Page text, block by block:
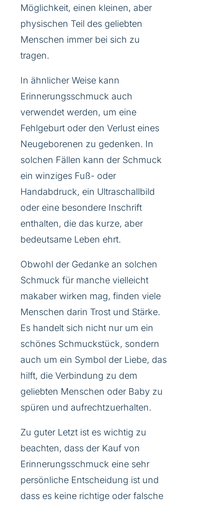
Möglichkeit, einen kleinen, aber
physischen Teil des geliebten
Menschen immer bei sich zu
tragen.
In ähnlicher Weise kann
Erinnerungsschmuck auch
verwendet werden, um eine
Fehlgeburt oder den Verlust eines
Neugeborenen zu gedenken. In
solchen Fällen kann der Schmuck
ein winziges Fuß- oder
Handabdruck, ein Ultraschallbild
oder eine besondere Inschrift
enthalten, die das kurze, aber
bedeutsame Leben ehrt.
Obwohl der Gedanke an solchen
Schmuck für manche vielleicht
makaber wirken mag, finden viele
Menschen darin Trost und Stärke.
Es handelt sich nicht nur um ein
schönes Schmuckstück, sondern
auch um ein Symbol der Liebe, das
hilft, die Verbindung zu dem
geliebten Menschen oder Baby zu
spüren und aufrechtzuerhalten.
Zu guter Letzt ist es wichtig zu
beachten, dass der Kauf von
Erinnerungsschmuck eine sehr
persönliche Entscheidung ist und
dass es keine richtige oder falsche